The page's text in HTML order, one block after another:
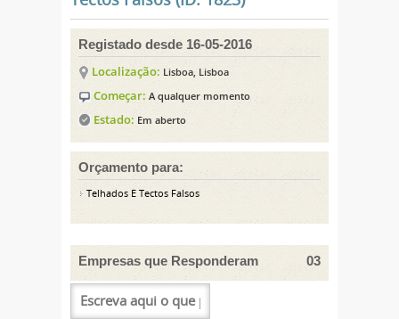
Registado desde 16-05-2016
Localização: Lisboa, Lisboa
Começar: A qualquer momento
Estado: Em aberto
Orçamento para:
Telhados E Tectos Falsos
Empresas que Responderam 03